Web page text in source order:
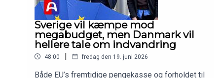
Sverige vil kæmpe mod
megabudget, men Danmark vil
hellere tale om indvandring
48:00 | fredag den 19. juni 2026
Både EU’s fremtidige pengekasse og forholdet til